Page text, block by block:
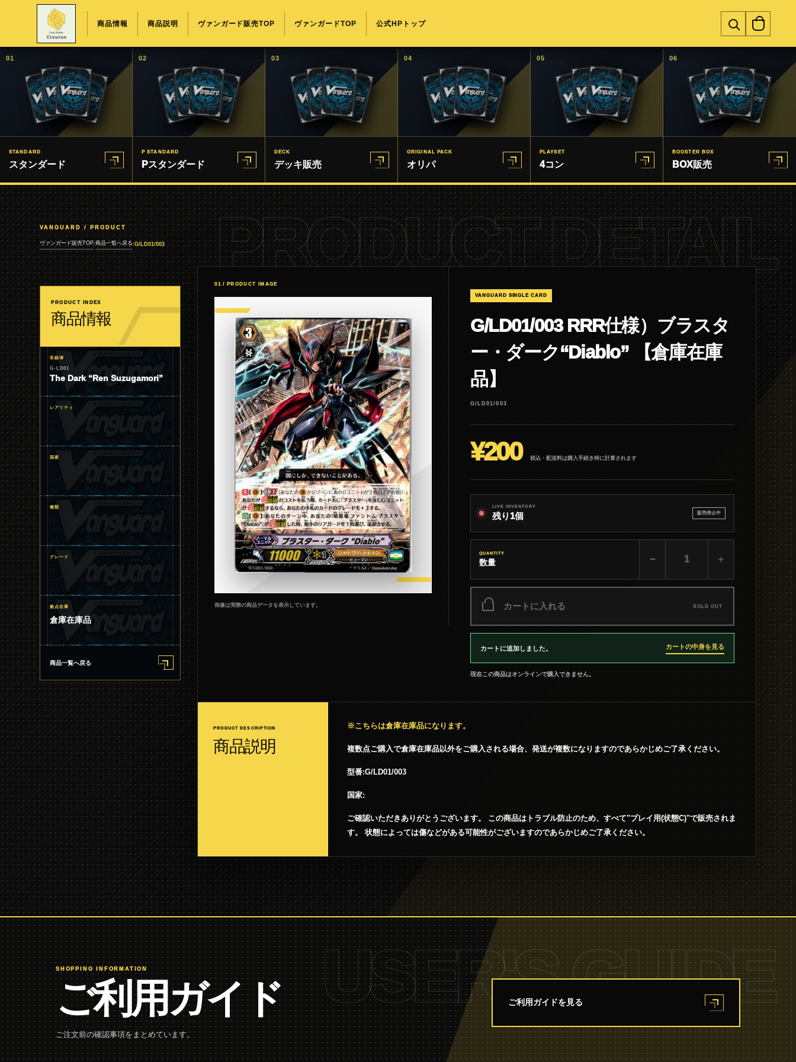
商品情報 商品説明 ヴァンガード販売TOP ヴァンガードTOP 公式HPトップ
01
STANDARD
スタンダード
02
P STANDARD
Pスタンダード
03
DECK
デッキ販売
04
ORIGINAL PACK
オリパ
05
PLAYSET
4コン
06
BOOSTER BOX
BOX販売
PRODUCT DETAIL
VANGUARD / PRODUCT
ヴァンガード販売TOP/商品一覧へ戻る/G/LD01/003
PRODUCT INDEX
商品情報
収録弾
G-LD01
The Dark “Ren Suzugamori”
レアリティ
国家
種類
グレード
拠点在庫
倉庫在庫品
商品一覧へ戻る
01 / PRODUCT IMAGE
画像は実際の商品データを表示しています。
VANGUARD SINGLE CARD
G/LD01/003 RRR仕様）ブラスタ
ー・ダーク“Diablo” 【倉庫在庫
品】
G/LD01/003
¥200 税込・配送料は購入手続き時に計算されます
LIVE INVENTORY
残り1個 販売停止中
QUANTITY
数量 − ＋
カートに入れる SOLD OUT
カートに追加しました。 カートの中身を見る
現在この商品はオンラインで購入できません。
PRODUCT DESCRIPTION
商品説明
※こちらは倉庫在庫品になります。
複数点ご購入で倉庫在庫品以外をご購入される場合、発送が複数になりますのであらかじめご了承ください。
型番:G/LD01/003
国家:
ご確認いただきありがとうございます。 この商品はトラブル防止のため、すべて"プレイ用(状態C)"で販売されま
す。 状態によっては傷などがある可能性がございますのであらかじめご了承ください。
USER'S GUIDE
SHOPPING INFORMATION
ご利用ガイド
ご注文前の確認事項をまとめています。
ご利用ガイドを見る